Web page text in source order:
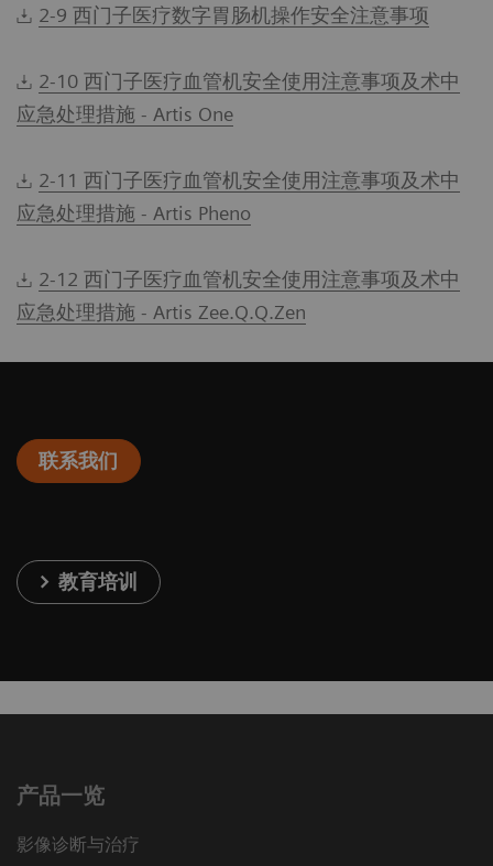
2-9 西门子医疗数字胃肠机操作安全注意事项
2-10 西门子医疗血管机安全使用注意事项及术中
应急处理措施 - Artis One
2-11 西门子医疗血管机安全使用注意事项及术中
应急处理措施 - Artis Pheno
2-12 西门子医疗血管机安全使用注意事项及术中
应急处理措施 - Artis Zee.Q.Q.Zen
联系我们
教育培训
产品一览
影像诊断与治疗